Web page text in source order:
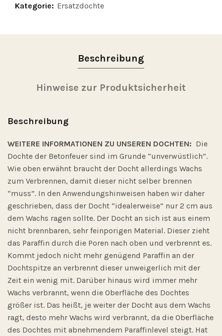
Kategorie: Ersatzdochte
Beschreibung
Hinweise zur Produktsicherheit
Beschreibung
WEITERE INFORMATIONEN ZU UNSEREN DOCHTEN: Die
Dochte der Betonfeuer sind im Grunde “unverwüstlich”.
Wie oben erwähnt braucht der Docht allerdings Wachs
zum Verbrennen, damit dieser nicht selber brennen
“muss”. In den Anwendungshinweisen haben wir daher
geschrieben, dass der Docht “idealerweise” nur 2 cm aus
dem Wachs ragen sollte. Der Docht an sich ist aus einem
nicht brennbaren, sehr feinporigen Material. Dieser zieht
das Paraffin durch die Poren nach oben und verbrennt es.
Kommt jedoch nicht mehr genügend Paraffin an der
Dochtspitze an verbrennt dieser unweigerlich mit der
Zeit ein wenig mit. Darüber hinaus wird immer mehr
Wachs verbrannt, wenn die Oberfläche des Dochtes
größer ist. Das heißt, je weiter der Docht aus dem Wachs
ragt, desto mehr Wachs wird verbrannt, da die Oberfläche
des Dochtes mit abnehmendem Paraffinlevel steigt. Hat